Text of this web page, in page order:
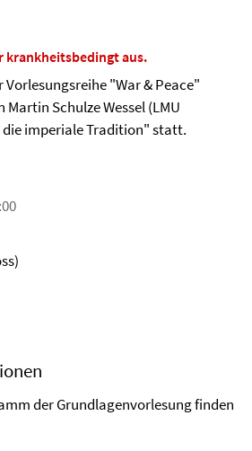
krankheitsbedingt aus.
"War & Peace"
Schulze Wessel (LMU
imperiale Tradition" statt.
der Grundlagenvorlesung finden